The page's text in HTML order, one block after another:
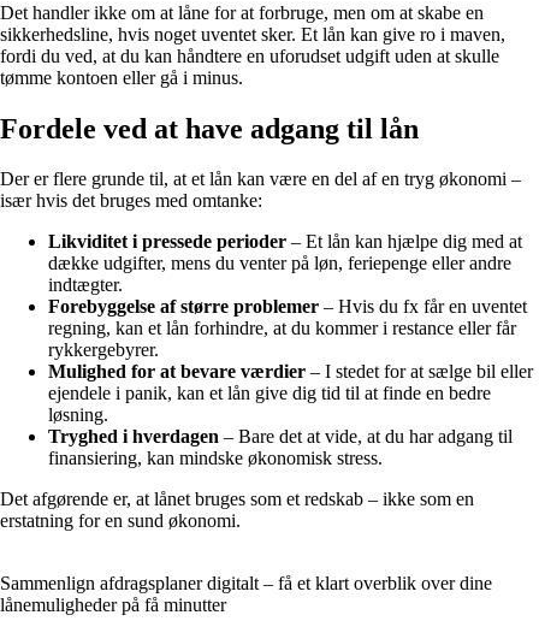
Det handler ikke om at låne for at forbruge, men om at skabe en
sikkerhedsline, hvis noget uventet sker. Et lån kan give ro i maven,
fordi du ved, at du kan håndtere en uforudset udgift uden at skulle
tømme kontoen eller gå i minus.
Fordele ved at have adgang til lån
Der er flere grunde til, at et lån kan være en del af en tryg økonomi –
især hvis det bruges med omtanke:
Likviditet i pressede perioder – Et lån kan hjælpe dig med at
dække udgifter, mens du venter på løn, feriepenge eller andre
indtægter.
Forebyggelse af større problemer – Hvis du fx får en uventet
regning, kan et lån forhindre, at du kommer i restance eller får
rykkergebyrer.
Mulighed for at bevare værdier – I stedet for at sælge bil eller
ejendele i panik, kan et lån give dig tid til at finde en bedre
løsning.
Tryghed i hverdagen – Bare det at vide, at du har adgang til
finansiering, kan mindske økonomisk stress.
Det afgørende er, at lånet bruges som et redskab – ikke som en
erstatning for en sund økonomi.
Sammenlign afdragsplaner digitalt – få et klart overblik over dine
lånemuligheder på få minutter